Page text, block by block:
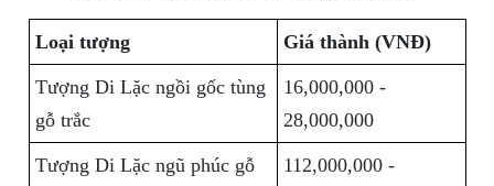
Loại tượng Giá thành (VNĐ)
Tượng Di Lặc ngồi gốc tùng
gỗ trắc
16,000,000 -
28,000,000
Tượng Di Lặc ngũ phúc gỗ
112,000,000 -